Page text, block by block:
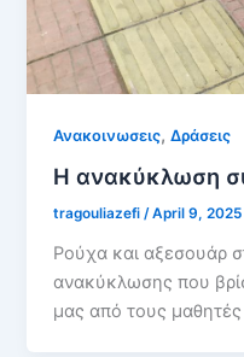
Ανακοινωσεις,Δράσεις
Η ανακύκλωση
tragouliazefi/April 9, 2025
Ρούχα και αξεσουάρ
ανακύκλωσης που
μας από τους